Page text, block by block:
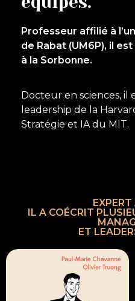
Professeur affilié à
de Rabat (UM6P), il
à la Sorbonne.
Docteur en sciences, il
leadership de la
Stratégie et IA du MIT.
IL A COÉCRIT
ET